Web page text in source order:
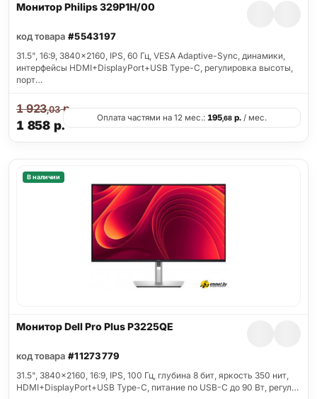
Монитор Philips 329P1H/00
код товара #5543197
31.5", 16:9, 3840x2160, IPS, 60 Гц, VESA Adaptive-Sync, динамики,
интерфейсы HDMI+DisplayPort+USB Type-C, регулировка высоты,
порт…
1 858 р.
1 923,03р.
Оплата частями на 12 мес.: 195,68 р. / мес.
В наличии
Монитор Dell Pro Plus P3225QE
код товара #11273779
31.5", 3840x2160, 16:9, IPS, 100 Гц, глубина 8 бит, яркость 350 нит,
HDMI+DisplayPort+USB Type-C, питание по USB-C до 90 Вт, регул…